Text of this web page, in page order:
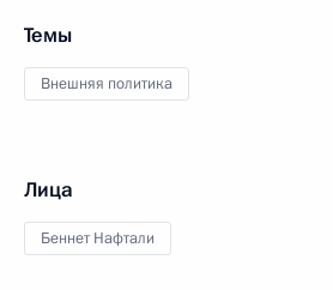
Темы
Внешняя политика
Лица
Беннет Нафтали